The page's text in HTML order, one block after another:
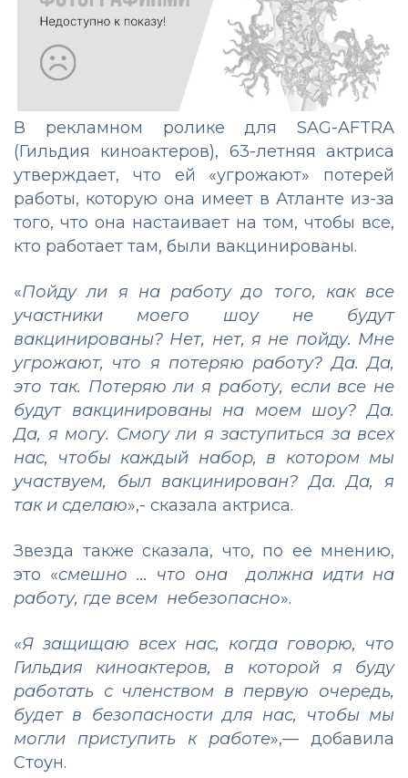
В рекламном ролике для SAG-AFTRA
(Гильдия киноактеров), 63-летняя актриса
утверждает, что ей «угрожают» потерей
работы, которую она имеет в Атланте из-за
того, что она настаивает на том, чтобы все,
кто работает там, были вакцинированы.
«Пойду ли я на работу до того, как все
участники моего шоу не будут
вакцинированы? Нет, нет, я не пойду. Мне
угрожают, что я потеряю работу? Да. Да,
это так. Потеряю ли я работу, если все не
будут вакцинированы на моем шоу? Да.
Да, я могу. Смогу ли я заступиться за всех
нас, чтобы каждый набор, в котором мы
участвуем, был вакцинирован? Да. Да, я
так и сделаю»,- сказала актриса.
Звезда также сказала, что, по ее мнению,
это «смешно ... что она должна идти на
работу, где всем небезопасно».
«Я защищаю всех нас, когда говорю, что
Гильдия киноактеров, в которой я буду
работать с членством в первую очередь,
будет в безопасности для нас, чтобы мы
могли приступить к работе»,— добавила
Стоун.